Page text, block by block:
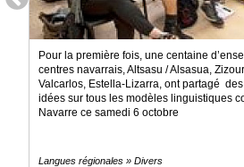
Pour la première fois, une centaine
centres navarrais, Altsasu / Alsasua,
Valcarlos, Estella-Lizarra, ont partagé
idées sur tous les modèles linguistiques
Navarre ce samedi 6 octobre
Langues régionales » Divers